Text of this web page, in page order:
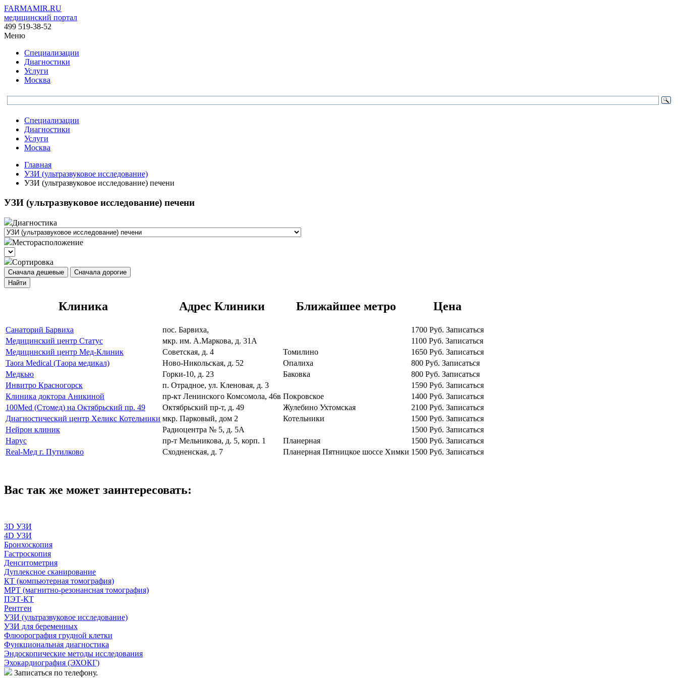
FARMAMIR.RU
медицинский портал
499 519-38-52
Меню
Специализации
Диагностики
Услуги
Москва
Специализации
Диагностики
Услуги
Москва
Главная
УЗИ (ультразвуковое исследование)
УЗИ (ультразвуковое исследование) печени
УЗИ (ультразвуковое исследование) печени
Диагностика
Месторасположение
Сортировка
Сначала дешевые
Сначала дорогие
Найти
Клиника Адрес Клиники Ближайшее метро Цена
Санаторий Барвиха пос. Барвиха, 1700 Руб. Записаться
Медицинский центр Статус
мкр. им. А.Маркова, д. 31А 1100 Руб. Записаться
Медицинский центр Мед-Клиник
Советская, д. 4 Томилино 1650 Руб. Записаться
Taora Medical (Таора медикал)
Ново-Никольская, д. 52 Опалиха 800 Руб. Записаться
Медкью
Горки-10, д. 23 Баковка 800 Руб. Записаться
Инвитро Красногорск
п. Отрадное, ул. Кленовая, д. 3 1590 Руб. Записаться
Клиника доктора Аникиной
пр-кт Ленинского Комсомола, 46в Покровское 1400 Руб. Записаться
100Med (Стомед) на Октябрьский пр. 49
Октябрьский пр-т, д. 49 Жулебино Ухтомская 2100 Руб. Записаться
Диагностический центр Хеликс Котельники мкр. Парковый, дом 2 Котельники 1500 Руб. Записаться
Нейрон клиник
Радиоцентра № 5, д. 5А 1500 Руб. Записаться
Нарус
пр-т Мельникова, д. 5, корп. 1 Планерная 1500 Руб. Записаться
Real-Мед г. Путилково
Сходненская, д. 7 Планерная Пятницкое шоссе Химки 1500 Руб. Записаться
Вас так же может заинтересовать:
3D УЗИ
4D УЗИ
Бронхоскопия
Гастроскопия
Денситометрия
Дуплексное сканирование
КТ (компьютерная томография)
МРТ (магнитно-резонансная томография)
ПЭТ-КТ
Рентген
УЗИ (ультразвуковое исследование)
УЗИ для беременных
Флюорография грудной клетки
Функциональная диагностика
Эндоскопические методы исследования
Эхокардиография (ЭХОКГ)
Записаться по телефону.